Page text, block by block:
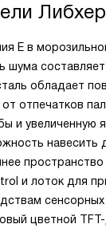
E в
шума
обладает
отпечатков
и увеличенную
пространство
и лоток для
цветной TFT-